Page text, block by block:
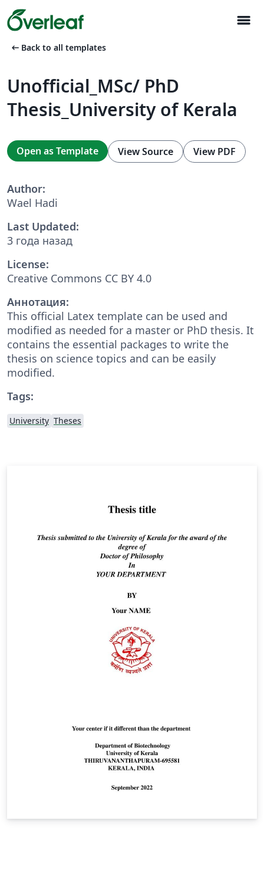
menu
arrow_left_alt Back to all templates
Unofficial_MSc/ PhD
Thesis_University of Kerala
Open as Template View Source View PDF
Author:
Wael Hadi
Last Updated:
3 года назад
License:
Creative Commons CC BY 4.0
Аннотация:
This official Latex template can be used and
modified as needed for a master or PhD thesis. It
contains the essential packages to write the
thesis on science topics and can be easily
modified.
Tags:
University Theses